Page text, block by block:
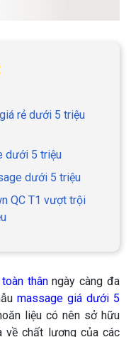
rẻ dưới 5 triệu
dưới 5 triệu
dưới 5 triệu
QC T1 vượt trội
thânngày càng đa
massage giá dưới 5
liệu có nên sở hữu
về chất lượng của các